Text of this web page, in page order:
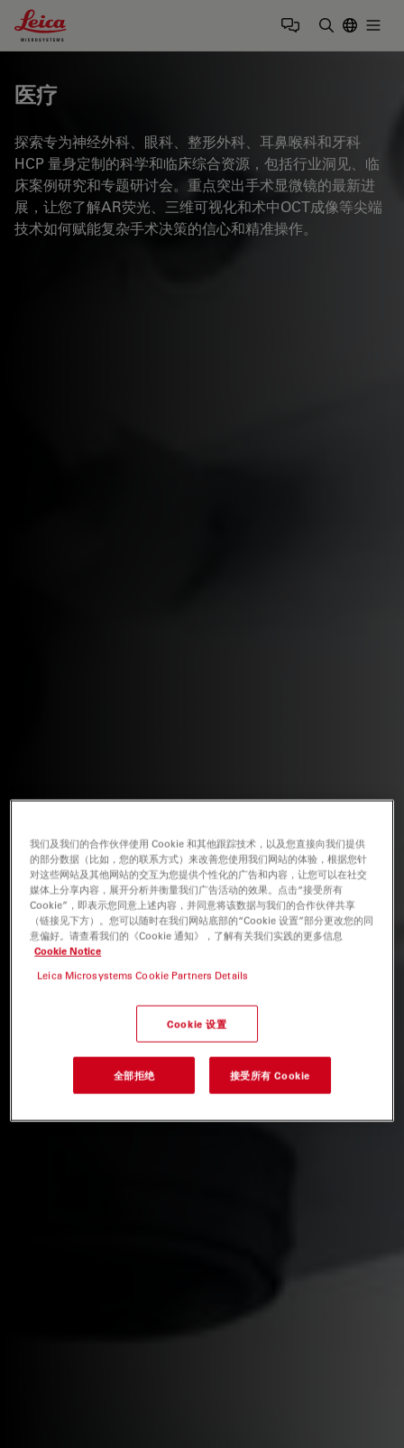
Leica Microsystems Logo
医疗
探索专为神经外科、眼科、整形外科、耳鼻喉科和牙科
HCP 量身定制的科学和临床综合资源，包括行业洞见、临
床案例研究和专题研讨会。重点突出手术显微镜的最新进
展，让您了解AR荧光、三维可视化和术中OCT成像等尖端
技术如何赋能复杂手术决策的信心和精准操作。
我们及我们的合作伙伴使用 Cookie 和其他跟踪技术，以及您直接向我们提供
的部分数据（比如，您的联系方式）来改善您使用我们网站的体验，根据您针
对这些网站及其他网站的交互为您提供个性化的广告和内容，让您可以在社交
媒体上分享内容，展开分析并衡量我们广告活动的效果。点击“接受所有
Cookie”，即表示您同意上述内容，并同意将该数据与我们的合作伙伴共享
（链接见下方）。您可以随时在我们网站底部的“Cookie 设置”部分更改您的同
意偏好。请查看我们的《Cookie 通知》，了解有关我们实践的更多信息
Cookie Notice
Leica Microsystems Cookie Partners Details
Cookie 设置
全部拒绝 接受所有 Cookie